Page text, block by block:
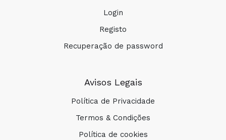
Login
Registo
Recuperação de password
Avisos Legais
Política de Privacidade
Termos & Condições
Política de cookies